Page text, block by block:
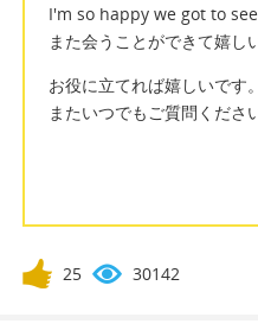
I'm so happy we got to
また会うことができて嬉し
お役に立てれば嬉しいです。
またいつでもご質問ください
25 30142